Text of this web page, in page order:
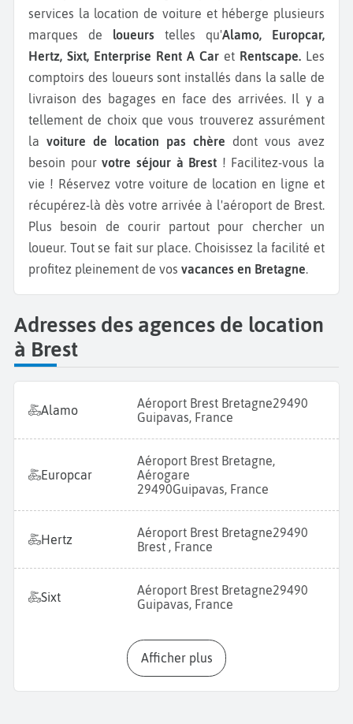
services la location de voiture et héberge plusieurs
marques de loueurs telles qu'Alamo, Europcar,
Hertz, Sixt, Enterprise Rent A Car et Rentscape. Les
comptoirs des loueurs sont installés dans la salle de
livraison des bagages en face des arrivées. Il y a
tellement de choix que vous trouverez assurément
la voiture de location pas chère dont vous avez
besoin pourvotre séjour à Brest ! Facilitez-vous la
vie ! Réservez votre voiture de location en ligne et
récupérez-là dès votre arrivée à l'aéroport de Brest.
Plus besoin de courir partout pour chercher un
loueur. Tout se fait sur place. Choisissez la facilité et
profitez pleinement de vos vacances en Bretagne.
Adresses des agences de location
à Brest
Alamo Aéroport Brest Bretagne29490
Guipavas, France
Europcar
Aéroport Brest Bretagne,
Aérogare
29490Guipavas, France
Hertz Aéroport Brest Bretagne29490
Brest , France
Sixt Aéroport Brest Bretagne29490
Guipavas, France
Afficher plus